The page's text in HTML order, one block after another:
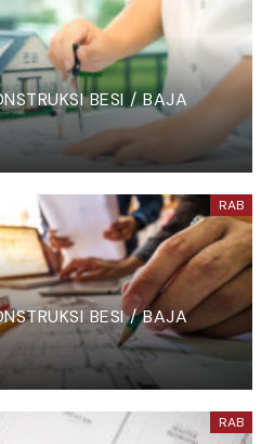
BESI / BAJA
RAB
BESI / BAJA
RAB